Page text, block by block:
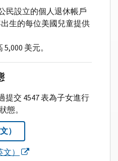
民設立的個人退休帳戶
出生的每位美國兒童提供
美元。
提交 4547 表為子女進行
態。
）
）